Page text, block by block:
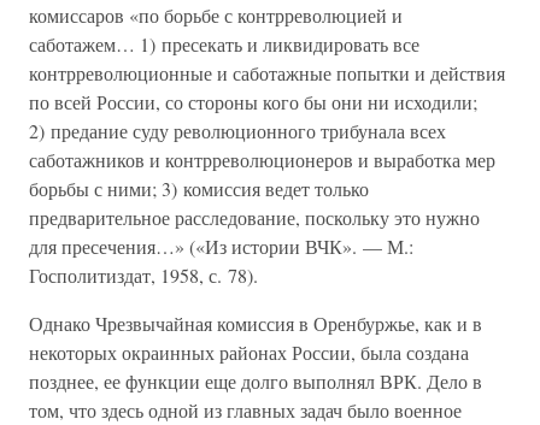
комиссаров «по борьбе с контрреволюцией и
саботажем… 1) пресекать и ликвидировать все
контрреволюционные и саботажные попытки и действия
по всей России, со стороны кого бы они ни исходили;
2) предание суду революционного трибунала всех
саботажников и контрреволюционеров и выработка мер
борьбы с ними; 3) комиссия ведет только
предварительное расследование, поскольку это нужно
для пресечения…» («Из истории ВЧК». — М.:
Госполитиздат, 1958, с. 78).
Однако Чрезвычайная комиссия в Оренбуржье, как и в
некоторых окраинных районах России, была создана
позднее, ее функции еще долго выполнял ВРК. Дело в
том, что здесь одной из главных задач было военное